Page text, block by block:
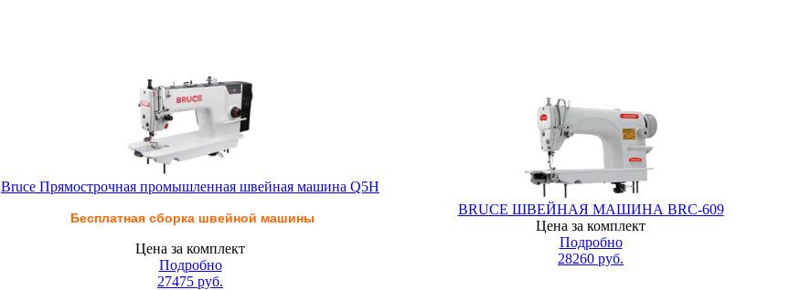
Bruce Прямострочная промышленная швейная машина Q5H
Бесплатная сборка швейной машины
Цена за комплект
Подробно
27475 руб.
BRUCE ШВЕЙНАЯ МАШИНА BRC-609
Цена за комплект
Подробно
28260 руб.